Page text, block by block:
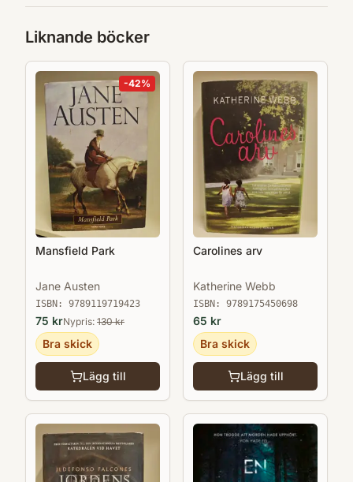
Liknande böcker
-42%
Mansfield Park
Jane Austen
ISBN: 9789119719423
75 krNypris: 130kr
Bra skick
Lägg till
Carolines arv
Katherine Webb
ISBN: 9789175450698
65 kr
Bra skick
Lägg till